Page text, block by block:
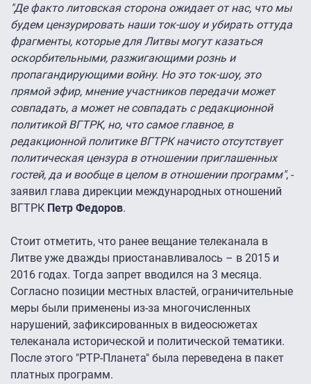
"Де факто литовская сторона ожидает от нас, что мы
будем цензурировать наши ток-шоу и убирать оттуда
фрагменты, которые для Литвы могут казаться
оскорбительными, разжигающими рознь и
пропагандирующими войну. Но это ток-шоу, это
прямой эфир, мнение участников передачи может
совпадать, а может не совпадать с редакционной
политикой ВГТРК, но, что самое главное, в
редакционной политике ВГТРК начисто отсутствует
политическая цензура в отношении приглашенных
гостей, да и вообще в целом в отношении программ", -
заявил глава дирекции международных отношений
ВГТРК Петр Федоров.
Стоит отметить, что ранее вещание телеканала в
Литве уже дважды приостанавливалось – в 2015 и
2016 годах. Тогда запрет вводился на 3 месяца.
Согласно позиции местных властей, ограничительные
меры были применены из-за многочисленных
нарушений, зафиксированных в видеосюжетах
телеканала исторической и политической тематики.
После этого "РТР-Планета" была переведена в пакет
платных программ.